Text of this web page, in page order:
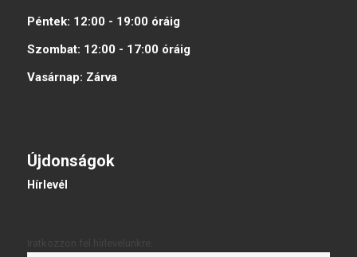
Péntek: 12:00 - 19:00 óráig
Szombat: 12:00 - 17:00 óráig
Vasárnap: Zárva
Újdonságok
Hírlevél